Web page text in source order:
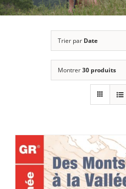
Trier par Date
Montrer30 produits